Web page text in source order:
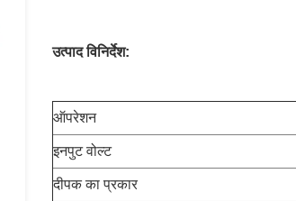
उत्पाद विनिर्देश:
ऑपरेशन
इनपुट वोल्ट
दीपक का प्रकार